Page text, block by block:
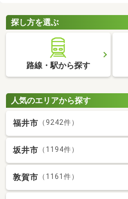
してみてくださいね。
探し方を選ぶ
路線・駅から探す
人気のエリアから探す
福井市 （9242件）
坂井市 （1194件）
敦賀市 （1161件）